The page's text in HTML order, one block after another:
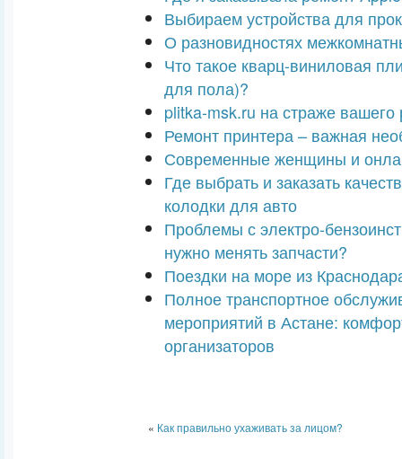
Выбираем устройства для
О разновидностях
Что такое кварц-виниловая
для пола)?
plitka-msk.ru на страже вашего
Ремонт принтера – важная
Современные женщины и
Где выбрать и заказать
колодки для авто
Проблемы с электро-
нужно менять запчасти?
Поездки на море из
Полное транспортное
мероприятий в Астане:
организаторов
« Как правильно ухаживать за лицом?